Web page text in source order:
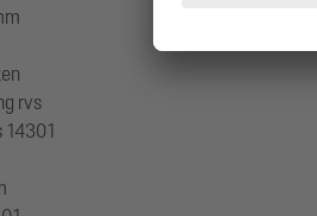
rvs
14301